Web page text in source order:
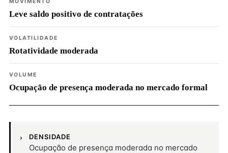
Leve saldo positivo de contratações
VOLATILIDADE
Rotatividade moderada
VOLUME
Ocupação de presença moderada no mercado formal
DENSIDADE
Ocupação de presença moderada no mercado